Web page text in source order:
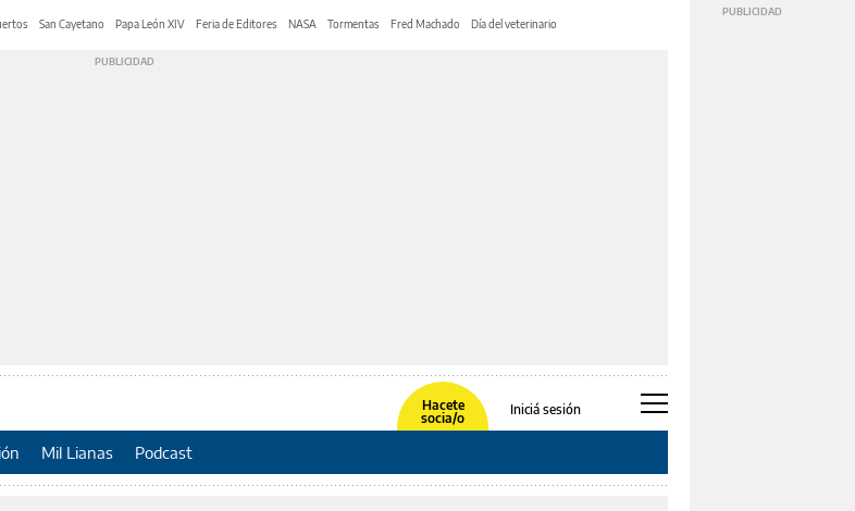
San Cayetano Papa León XIV Feria de Editores NASA Tormentas Fred Machado Día del veterinario
Hacete
socia/o
Iniciá sesión
Mil Lianas Podcast